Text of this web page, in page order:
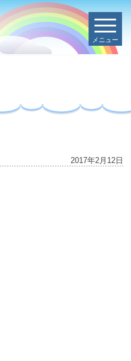
メニュー
2017年2月12日